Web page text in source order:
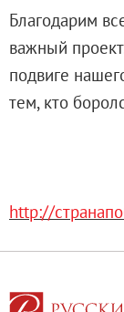
Благодарим
важный
подвиге
тем, кто
http://